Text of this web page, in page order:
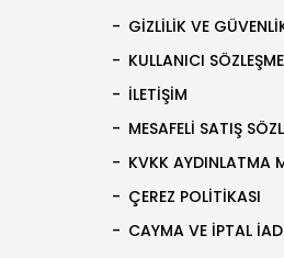
GIZLILIK VE
KULLANICI
İLETIŞIM
MESAFELI SATIŞ
KVKK AYDINLATMA
ÇEREZ POLITIKASI
CAYMA VE İPTAL